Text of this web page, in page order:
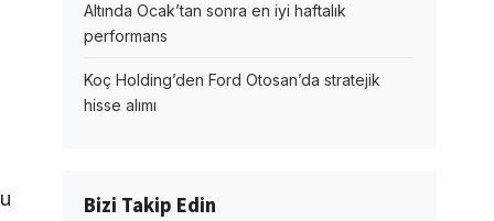
Altında Ocak’tan sonra en iyi haftalık
performans
Koç Holding’den Ford Otosan’da stratejik
hisse alımı
Bizi Takip Edin